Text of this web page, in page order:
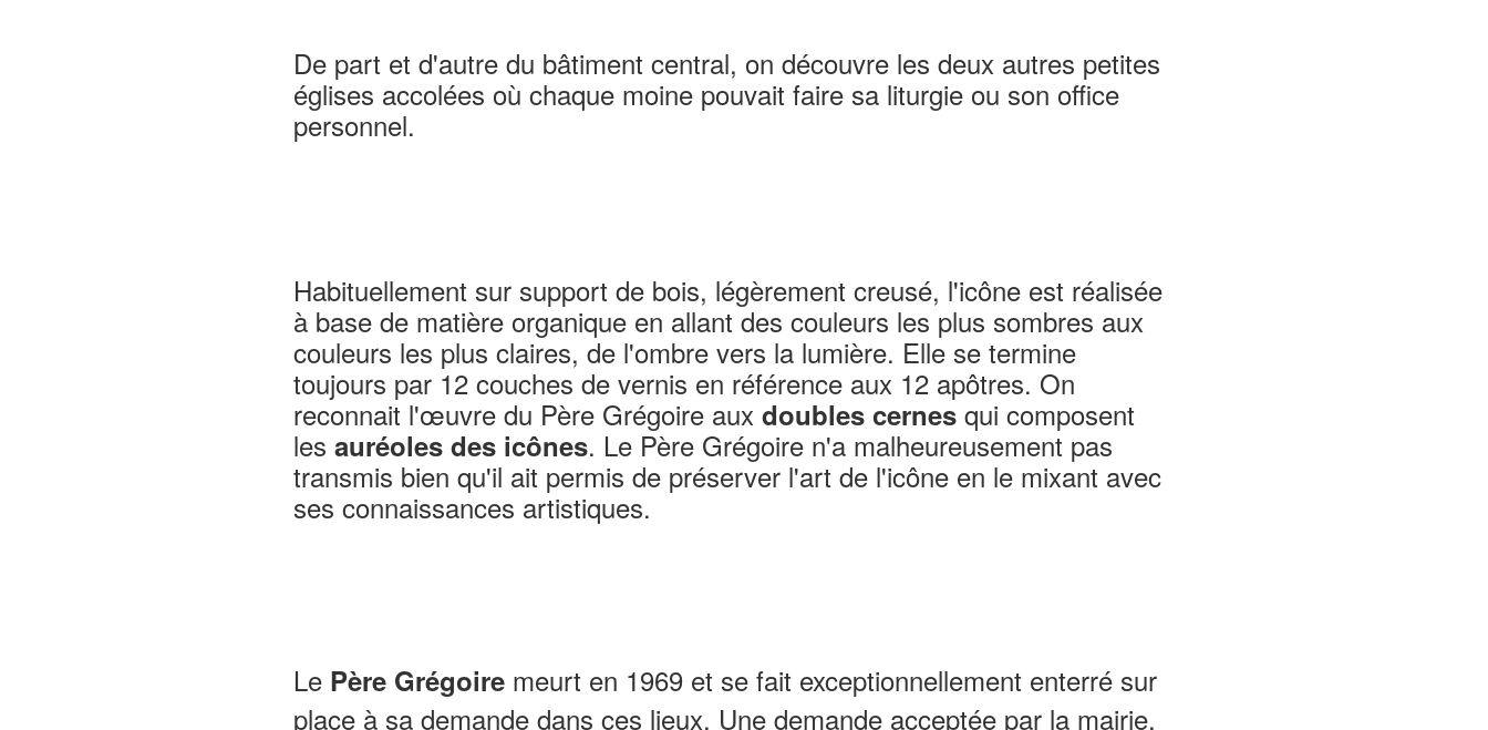
De part et d'autre du bâtiment central, on découvre les deux autres petites
églises accolées où chaque moine pouvait faire sa liturgie ou son office
personnel.
Habituellement sur support de bois, légèrement creusé, l'icône est réalisée
à base de matière organique en allant des couleurs les plus sombres aux
couleurs les plus claires, de l'ombre vers la lumière. Elle se termine
toujours par 12 couches de vernis en référence aux 12 apôtres. On
reconnait l'œuvre du Père Grégoire auxdoubles cernes qui composent
lesauréoles des icônes. Le Père Grégoire n'a malheureusement pas
transmis bien qu'il ait permis de préserver l'art de l'icône en le mixant avec
ses connaissances artistiques.
Le Père Grégoire meurt en 1969 et se fait exceptionnellement enterré sur
place à sa demande dans ces lieux. Une demande acceptée par la mairie,